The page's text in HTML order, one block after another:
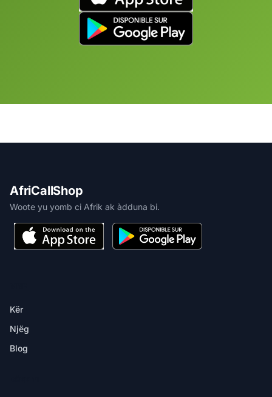
AfriCallShop
Woote yu yomb ci Afrik ak àdduna bi.
Kër
Njëg
Blog